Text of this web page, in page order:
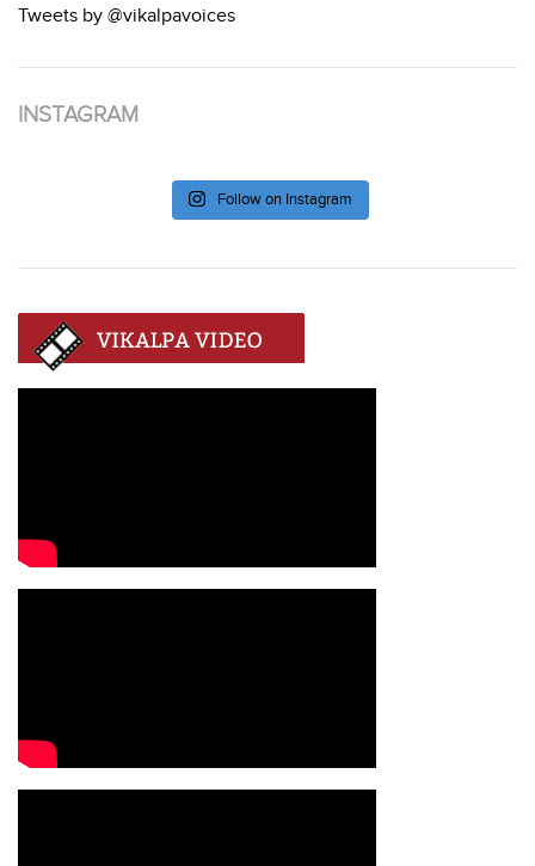
Tweets by @vikalpavoices
INSTAGRAM
Follow on Instagram